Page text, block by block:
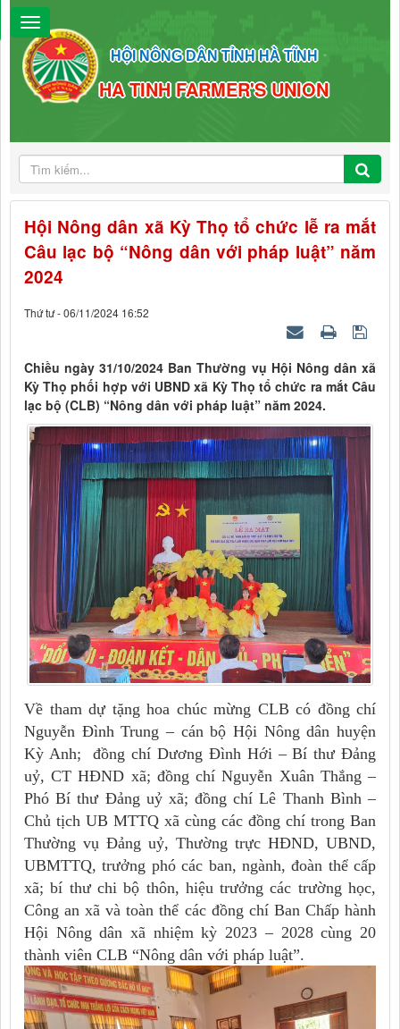
HỘI NÔNG DÂN TỈNH HÀ TĨNH
HA TINH FARMER'S UNION
Hội Nông dân xã Kỳ Thọ tổ chức lễ ra mắt
Câu lạc bộ “Nông dân với pháp luật” năm
2024
Thứ tư - 06/11/2024 16:52
Chiều ngày 31/10/2024 Ban Thường vụ Hội Nông dân xã
Kỳ Thọ phối hợp với UBND xã Kỳ Thọ tổ chức ra mắt Câu
lạc bộ (CLB) “Nông dân với pháp luật” năm 2024.
Về tham dự tặng hoa chúc mừng CLB có đồng chí
Nguyễn Đình Trung – cán bộ Hội Nông dân huyện
Kỳ Anh; đồng chí Dương Đình Hới – Bí thư Đảng
uỷ, CT HĐND xã; đồng chí Nguyễn Xuân Thắng –
Phó Bí thư Đảng uỷ xã; đồng chí Lê Thanh Bình –
Chủ tịch UB MTTQ xã cùng các đồng chí trong Ban
Thường vụ Đảng uỷ, Thường trực HĐND, UBND,
UBMTTQ, trưởng phó các ban, ngành, đoàn thể cấp
xã; bí thư chi bộ thôn, hiệu trưởng các trường học,
Công an xã và toàn thể các đồng chí Ban Chấp hành
Hội Nông dân xã nhiệm kỳ 2023 – 2028 cùng 20
thành viên CLB “Nông dân với pháp luật”.